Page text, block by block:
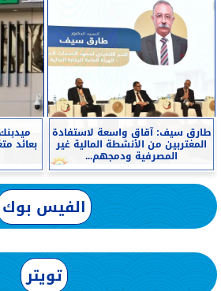
طارق سيف: آقاق واسعة لاستفادة
المغتربين من الأنشطة المالية غير
المصرفية ودمجهم...
الفيس بوك
تويتر